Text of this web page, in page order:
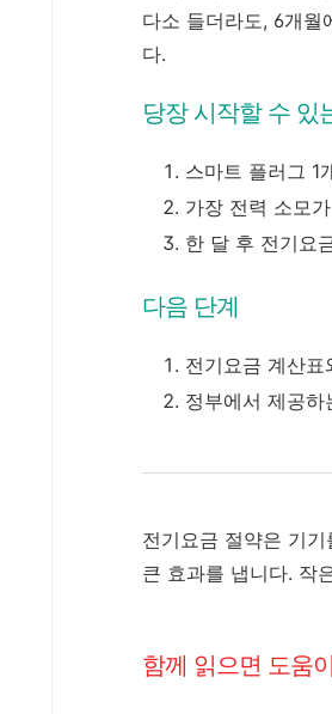
다소 들더라도, 6개월
다.
당장 시작할 수 있
스마트 플러그 1
가장 전력 소모
한 달 후 전기요
다음 단계
전기요금 계산
정부에서 제공
전기요금 절약은 기
큰 효과를 냅니다. 작
함께 읽으면 도움